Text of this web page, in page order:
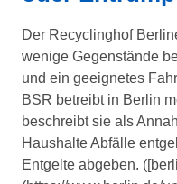
Der Recyclinghof
wenige Gegenstände
und ein geeignetes
BSR betreibt in Berlin
beschreibt sie als
Haushalte Abfälle
Entgelte abgeben.